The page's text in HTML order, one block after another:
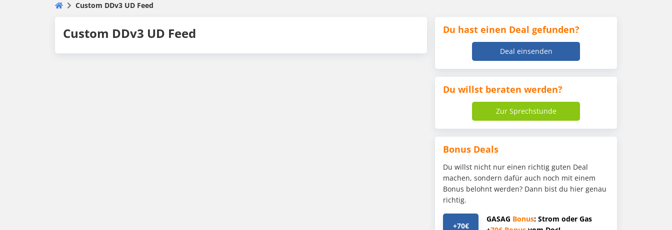
Custom DDv3 UD Feed
Custom DDv3 UD Feed Du hast einen Deal gefunden?
Deal einsenden
Du willst beraten werden?
Zur Sprechstunde
Bonus Deals
Du willst nicht nur einen richtig guten Deal
machen, sondern dafür auch noch mit einem
Bonus belohnt werden? Dann bist du hier genau
richtig.
+70€
GASAG Bonus: Strom oder Gas